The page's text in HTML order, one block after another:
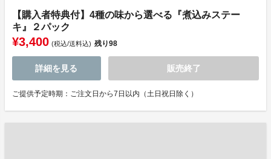
【購入者特典付】4種の味から選べる『煮込みステー
キ』２パック
¥3,400 (税込/送料込) 残り98
詳細を見る 販売終了
ご提供予定時期：ご注文日から7日以内（土日祝日除く）